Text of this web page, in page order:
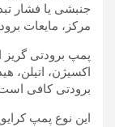
جنبشی یا فشار
مرکز، مایعات
اکسیژن، اتیلن،
برودتی کافی
این نوع پمپ